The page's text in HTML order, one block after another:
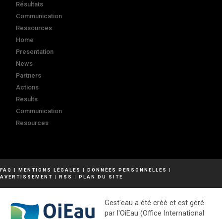
Résultats
Communication
Ressources
Home
Presentation
News
Partners
Actions
Results
Communication
Resources
FAQ | MENTIONS LÉGALES | DONNÉES PERSONNELLES
|
AVERTISSEMENT | RSS | PLAN DU SITE
Gest'eau a été créé et est géré
par l'OiEau (Office International